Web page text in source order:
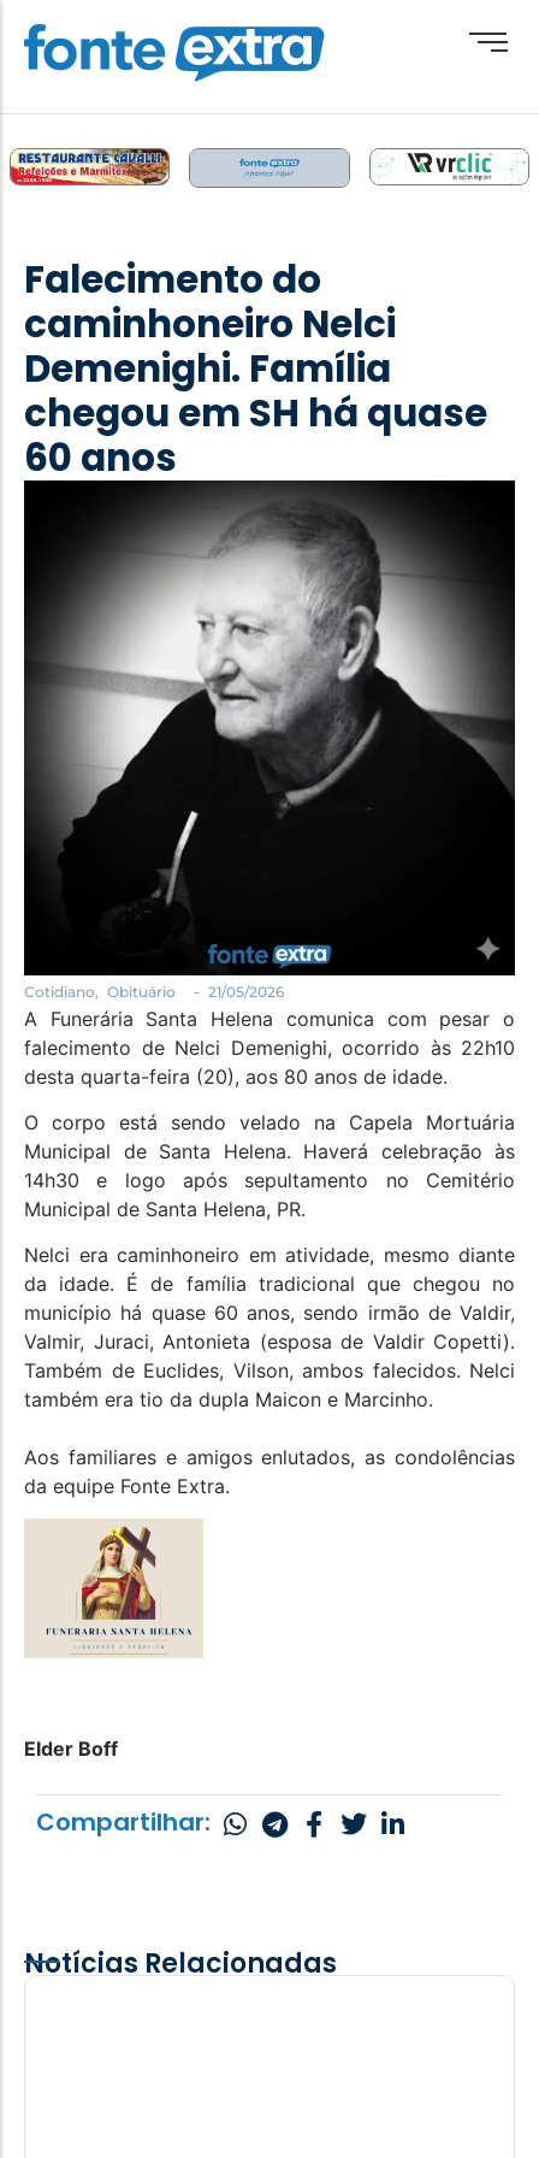
Destaque
Esporte
Geral
Obituário
Paraguai
Santa Helena e Região
Saúde e Bem-Estar
Falecimento do
caminhoneiro Nelci
Demenighi. Família
chegou em SH há quase
60 anos
Cotidiano, Obituário - 21/05/2026
A Funerária Santa Helena comunica com pesar o
falecimento de Nelci Demenighi, ocorrido às 22h10
desta quarta-feira (20), aos 80 anos de idade.
O corpo está sendo velado na Capela Mortuária
Municipal de Santa Helena. Haverá celebração às
14h30 e logo após sepultamento no Cemitério
Municipal de Santa Helena, PR.
Nelci era caminhoneiro em atividade, mesmo diante
da idade. É de família tradicional que chegou no
município há quase 60 anos, sendo irmão de Valdir,
Valmir, Juraci, Antonieta (esposa de Valdir Copetti).
Também de Euclides, Vilson, ambos falecidos. Nelci
também era tio da dupla Maicon e Marcinho.
Aos familiares e amigos enlutados, as condolências
da equipe Fonte Extra.
Elder Boff
Compartilhar:
Notícias Relacionadas